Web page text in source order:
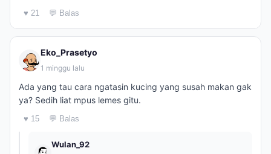
♥ 21 💬 Balas
Eko_Prasetyo
1 minggu lalu
Ada yang tau cara ngatasin kucing yang susah makan gak
ya? Sedih liat mpus lemes gitu.
♥ 15 💬 Balas
Wulan_92